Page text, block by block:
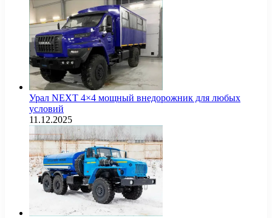
Урал NEXT 4×4 мощный внедорожник для любых
условий
11.12.2025